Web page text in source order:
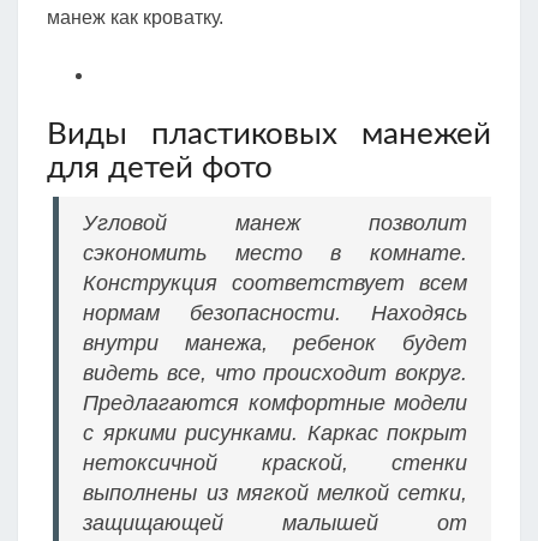
манеж как кроватку.
Виды пластиковых манежей
для детей фото
Угловой манеж позволит
сэкономить место в комнате.
Конструкция соответствует всем
нормам безопасности. Находясь
внутри манежа, ребенок будет
видеть все, что происходит вокруг.
Предлагаются комфортные модели
с яркими рисунками. Каркас покрыт
нетоксичной краской, стенки
выполнены из мягкой мелкой сетки,
защищающей малышей от